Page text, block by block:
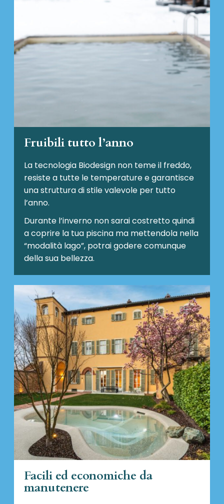
Fruibili tutto l’anno
La tecnologia Biodesign non teme il freddo,
resiste a tutte le temperature e garantisce
una struttura di stile valevole per tutto
l’anno.
Durante l’inverno non sarai costretto quindi
a coprire la tua piscina ma mettendola nella
“modalità lago”, potrai godere comunque
della sua bellezza.
Facili ed economiche da
manutenere